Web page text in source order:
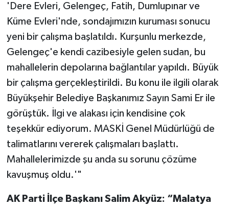
'Dere Evleri, Gelengeç, Fatih, Dumlupınar ve
Küme Evleri'nde, sondajımızın kuruması sonucu
yeni bir çalışma başlatıldı. Kurşunlu merkezde,
Gelengeç'e kendi cazibesiyle gelen sudan, bu
mahallelerin depolarına bağlantılar yapıldı. Büyük
bir çalışma gerçekleştirildi. Bu konu ile ilgili olarak
Büyükşehir Belediye Başkanımız Sayın Sami Er ile
görüştük. İlgi ve alakası için kendisine çok
teşekkür ediyorum. MASKİ Genel Müdürlüğü de
talimatlarını vererek çalışmaları başlattı.
Mahallelerimizde şu anda su sorunu çözüme
kavuşmuş oldu.'"
AK Parti İlçe Başkanı Salim Akyüz: “Malatya